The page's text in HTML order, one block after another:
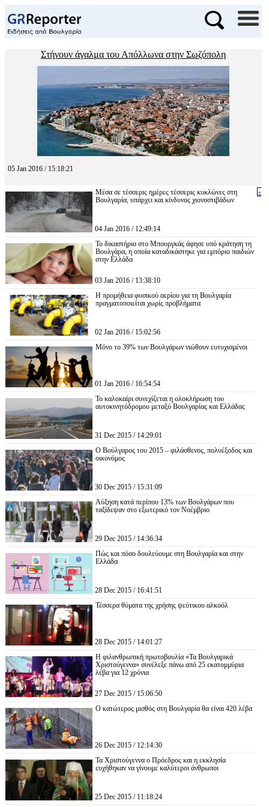
Στήνουν άγαλμα του Απόλλωνα στην Σωζόπολη
05 Jan 2016 / 15:18:21
Μέσα σε τέσσερις ημέρες τέσσερις κυκλώνες στη
Βουλγαρία, υπάρχει και κίνδυνος χιονοστιβάδων
04 Jan 2016 / 12:49:14
Το δικαστήριο στο Μπουργκάς άφησε υπό κράτηση τη
Βουλγάρα, η οποία καταδικάστηκε για εμπόριο παιδιών
στην Ελλάδα
03 Jan 2016 / 13:38:10
Η προμήθεια φυσικού αερίου για τη Βουλγαρία
πραγματοποιείται χωρίς προβλήματα
02 Jan 2016 / 15:02:56
Μόνο το 39% των Βουλγάρων νιώθουν ευτυχισμένοι
01 Jan 2016 / 16:54:54
Το καλοκαίρι συνεχίζεται η ολοκλήρωση του
αυτοκινητόδρομου μεταξύ Βουλγαρίας και Ελλάδας
31 Dec 2015 / 14:29:01
Ο Βούλγαρος του 2015 – φιλάσθενος, πολυέξοδος και
οικονόμος
30 Dec 2015 / 15:31:09
Αύξηση κατά περίπου 13% των Βουλγάρων που
ταξίδεψαν στο εξωτερικό τον Νοέμβριο
29 Dec 2015 / 14:36:34
Πώς και πόσο δουλεύουμε στη Βουλγαρία και στην
Ελλάδα
28 Dec 2015 / 16:41:51
Τέσσερα θύματα της χρήσης ψεύτικου αλκοόλ
28 Dec 2015 / 14:01:27
Η φιλανθρωπική πρωτοβουλία «Τα Βουλγαρικά
Χριστούγεννα» συνέλεξε πάνω από 25 εκατομμύρια
λέβα για 12 χρόνια
27 Dec 2015 / 15:06:50
Ο κατώτερος μισθός στη Βουλγαρία θα είναι 420 λέβα
26 Dec 2015 / 12:14:30
Τα Χριστούγεννα ο Πρόεδρος και η εκκλησία
ευχήθηκαν να γίνουμε καλύτεροι άνθρωποι
25 Dec 2015 / 11:18:24
«